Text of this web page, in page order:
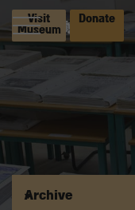
Visit
Museum
Donate
Archive